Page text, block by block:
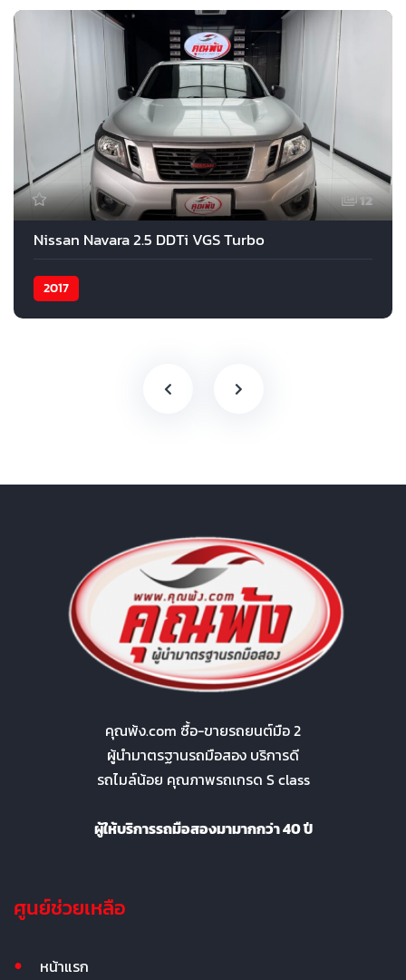
12
Nissan Navara 2.5 DDTi VGS Turbo
2017
คุณพ้ง.com ซื้อ-ขายรถยนต์มือ 2
ผู้นำมาตรฐานรถมือสอง บริการดี
รถไมล์น้อย คุณภาพรถเกรด S class
ผู้ให้บริการรถมือสองมามากกว่า 40 ปี
ศูนย์ช่วยเหลือ
หน้าแรก